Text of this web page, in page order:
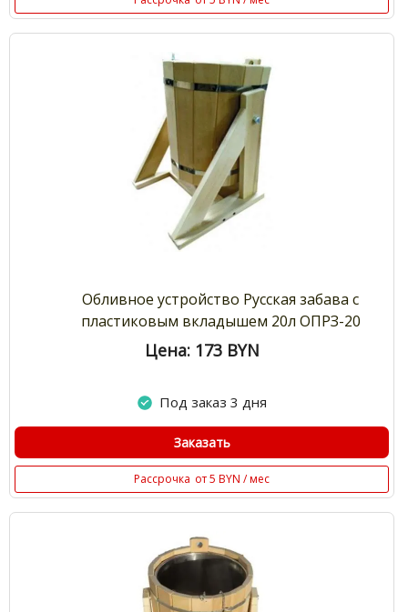
Обливное устройство Русская забава с
пластиковым вкладышем 20л ОПРЗ-20
Цена: 173 BYN
Под заказ 3 дня
Заказать
Рассрочка от 5 BYN / мес